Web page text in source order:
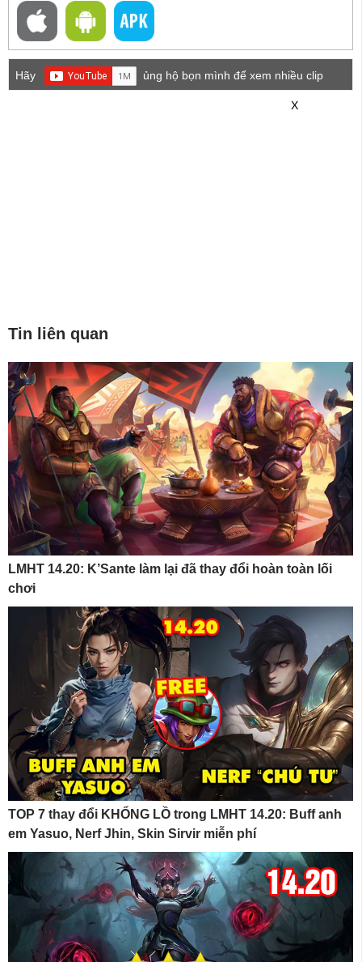
Hãy
ủng hộ bọn mình để xem nhiều clip
X
Tin liên quan
LMHT 14.20: K’Sante làm lại đã thay đổi hoàn toàn lối
chơi
TOP 7 thay đổi KHỔNG LỒ trong LMHT 14.20: Buff anh
em Yasuo, Nerf Jhin, Skin Sirvir miễn phí